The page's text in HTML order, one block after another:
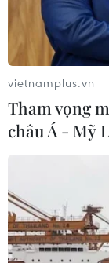
Cuba bác
vietnamplus.vn
Tham vọng
châu Á - Mỹ